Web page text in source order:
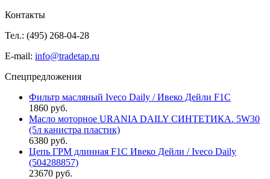
Контакты
Тел.: (495) 268-04-28
E-mail: info@tradetap.ru
Спецпредложения
Фильтр масляный Iveco Daily / Ивеко Дейли F1C
1860 руб.
Масло моторное URANIA DAILY СИНТЕТИКА. 5W30
(5л канистра пластик)
6380 руб.
Цепь ГРМ длинная F1C Ивеко Дейли / Iveco Daily
(504288857)
23670 руб.